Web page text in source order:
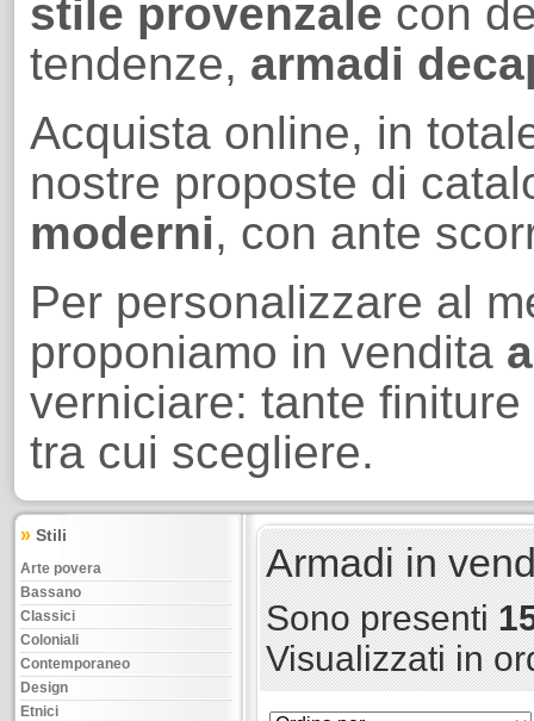
stile provenzale con
tendenze, armadi
Acquista online, in
nostre proposte di
moderni, con ante
Per personalizzare al
proponiamo in vendita
verniciare: tante
tra cui scegliere.
» Stili
Arte povera
Bassano
Classici
Coloniali
Contemporaneo
Design
Etnici
Armadi in
Sono presenti
Visualizzati in